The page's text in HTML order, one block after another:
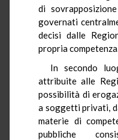
di
governati
decisi dalle
propria
In secondo
attribuite alle
possibilità di
a soggetti privati,
materie di
pubbliche